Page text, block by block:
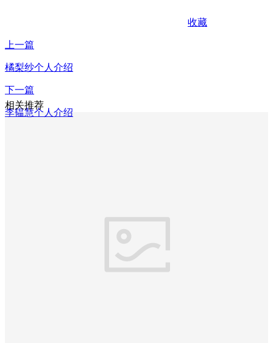
收藏
上一篇
橘梨纱个人介绍
下一篇
李韫慧个人介绍
相关推荐